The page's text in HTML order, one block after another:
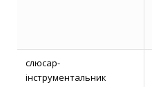
слюсар-
інструментальник